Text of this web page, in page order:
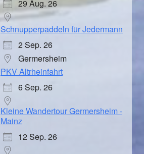
29 Aug. 26
Schnupperpaddeln für Jedermann
2 Sep. 26
Germersheim
PKV Altrheinfahrt
6 Sep. 26
Kleine Wandertour Germersheim -
Mainz
12 Sep. 26